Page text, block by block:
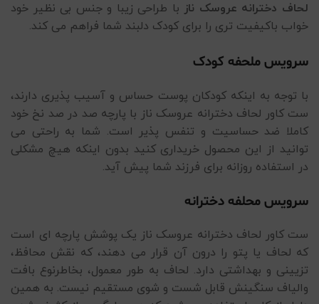
لحاف دخترانه عروسک ناز با طراحی زیبا و جنس بی نظیر خود
خواب باکیفیت تری را برای کودک دلبند شما فراهم می کند.
سرویس ملحفه کودک
با توجه به اینکه کودکان پوست حساس و آسیب پذیری دارند،
ست کاور لحاف دخترانه عروسک ناز با پارچه صد در صد نخ خود
کاملا ضد حساسیت و تنفس پذیر است. شما به راحتی می
توانید از این محصول خریداری کنید بدون اینکه هیچ مشکلی
در استفاده روزانه برای فرزند شما پیش آید.
سرویس محلفه دخترانه
ست کاور لحاف دخترانه عروسک ناز یک پوشش پارچه ای است
که لحاف یا پتو را درون آن قرار می دهند، که نقش محافظ،
تزیینی و بهداشتی دارد. لحاف به طور معمول، بخاطرنوع بافت
والیاف سنگینش قابل شست و شوی مستقیم نیست. به همین